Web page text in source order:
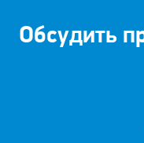
Обсудить